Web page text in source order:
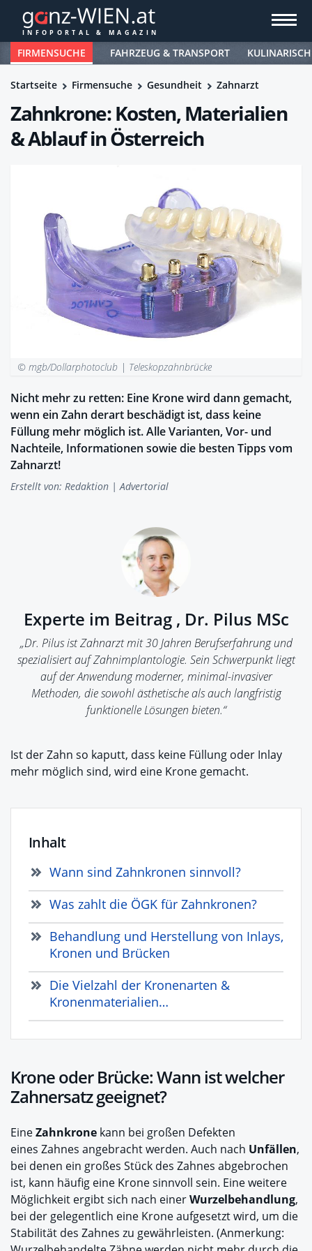
FIRMENSUCHE FAHRZEUG & TRANSPORT
Startseite Firmensuche Gesundheit Zahnarzt
Zahnkrone: Kosten, Materialien
& Ablauf in Österreich
© mgb/Dollarphotoclub | Teleskopzahnbrücke
Nicht mehr zu retten: Eine Krone wird dann gemacht,
wenn ein Zahn derart beschädigt ist, dass keine
Füllung mehr möglich ist. Alle Varianten, Vor- und
Nachteile, Informationen sowie die besten Tipps vom
Zahnarzt!
Erstellt von: Redaktion | Advertorial
Experte im Beitrag , Dr. Pilus MSc
„Dr. Pilus ist Zahnarzt mit 30 Jahren Berufserfahrung und
spezialisiert auf Zahnimplantologie. Sein Schwerpunkt liegt
auf der Anwendung moderner, minimal-invasiver
Methoden, die sowohl ästhetische als auch langfristig
funktionelle Lösungen bieten.“
Ist der Zahn so kaputt, dass keine Füllung oder Inlay
mehr möglich sind, wird eine Krone gemacht.
Inhalt
Wann sind Zahnkronen sinnvoll?
Was zahlt die ÖGK für Zahnkronen?
Behandlung und Herstellung von Inlays,
Kronen und Brücken
Die Vielzahl der Kronenarten &
Kronenmaterialien…
Krone oder Brücke: Wann ist welcher
Zahnersatz geeignet?
EineZahnkrone kann bei großen Defekten
eines Zahnes angebracht werden. Auch nach Unfällen,
bei denen ein großes Stück des Zahnes abgebrochen
ist, kann häufig eine Krone sinnvoll sein. Eine weitere
Möglichkeit ergibt sich nach einerWurzelbehandlung,
bei der gelegentlich eine Krone aufgesetzt wird, um die
Stabilität des Zahnes zu gewährleisten. (Anmerkung: